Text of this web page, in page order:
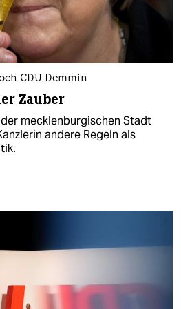
CDU Demmin
Zauber
mecklenburgischen Stadt
andere Regeln als